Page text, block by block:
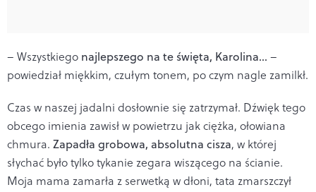
– Wszystkiego najlepszego na te święta, Karolina... –
powiedział miękkim, czułym tonem, po czym nagle zamilkł.
Czas w naszej jadalni dosłownie się zatrzymał. Dźwięk tego
obcego imienia zawisł w powietrzu jak ciężka, ołowiana
chmura. Zapadła grobowa, absolutna cisza, w której
słychać było tylko tykanie zegara wiszącego na ścianie.
Moja mama zamarła z serwetką w dłoni, tata zmarszczył